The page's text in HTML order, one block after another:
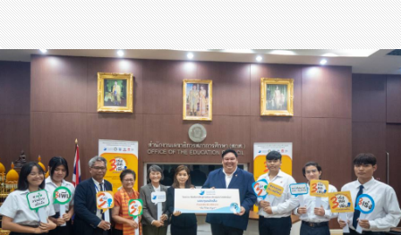
ท่องเที่ยว
โรงแรม, ที่พัก
บ้าน, คอนโด, อสังหาฯ
ไอที
โทรศัพท์มือถือ
เอไอ